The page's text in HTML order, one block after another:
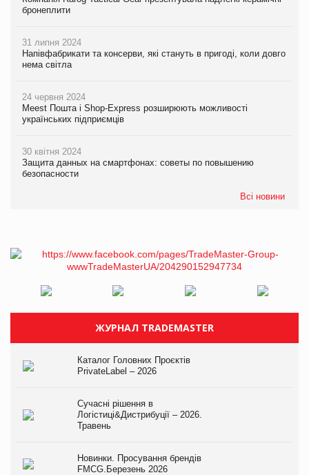
бронеплити
31 липня 2024
Напівфабрикати та консерви, які стануть в пригоді, коли довго
нема світла
24 червня 2024
Meest Пошта і Shop-Express розширюють можливості
українських підприємців
30 квітня 2024
Защита данных на смартфонах: советы по повышению
безопасности
Всі новини
ЖУРНАЛ TRADEMASTER
Каталог Головних Проєктів
PrivateLabel – 2026
Сучасні рішення в
Логістиці&Дистрибуції – 2026.
Травень
Новинки. Просування брендів
FMCG.Березень 2026